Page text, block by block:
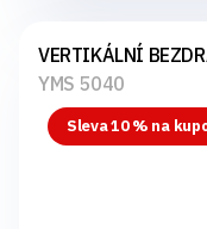
VERTIKÁLNÍ
YMS 5040
Sleva 10 % na